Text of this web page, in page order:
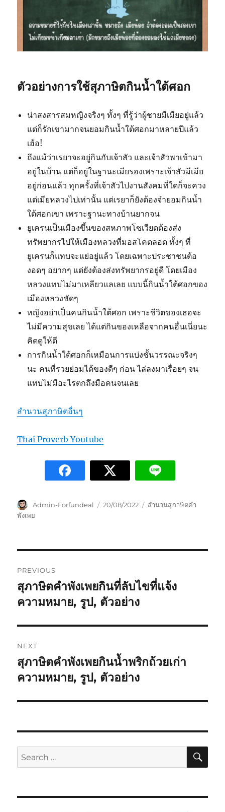
ตัวอย่างการใช้สุภาษิตกินน้ำใต้ศอก
น่าสงสารสมหญิงจริงๆ ทั้งๆ ที่รู้ว่าผู้ชายมีเมียอยู่แล้ว
แต่ก็รักเขามากจนยอมกินน้ำใต้ศอกมาหลายปีแล้ว
เฮ้อ!
ถึงแม้ว่าเรยาจะอยู่กินกับเจ้าสัว และเจ้าสัวพาเข้ามา
อยู่ในบ้าน แต่ก็อยู่ในฐานะเมียรองเพราะเจ้าสัวมีเมีย
อยู่ก่อนแล้ว ทุกครั้งที่เจ้าสัวไปงานสังคมที่ใดก็จะควง
แต่เมียหลวงไปเท่านั้น แต่เรยาก็ยังต้องจำยอมกินน้ำ
ใต้ศอกเขา เพราะฐานะทางบ้านยากจน
ยูเครนเป็นเมืองขึ้นของสหภาพโซเวียดต้องส่ง
ทรัพยากรไปให้เมืองหลวงที่มอสโคตลอด ทั้งๆ ที่
ยูเครนก็แทบจะแย่อยู่แล้ว โดยเฉพาะประชาชนต้อ
งอดๆ อยากๆ แต่ยังต้องส่งทรัพยากรอยู่ดี โดยเมือง
หลวงแทบไม่มาเหลียวแลเลย แบบนี้กินน้ำใต้ศอกของ
เมืองหลวงชัดๆ
หญิงอย่าเป็นคนกินน้ำใต้ศอก เพราะชีวิตของเธอจะ
ไม่มีความสุขเลย ได้แต่กินของเหลือจากคนอื่นเนี่ยนะ
คิดดูให้ดี
การกินน้ำใต้ศอกก็เหมือนการแบ่งชั้นวรรณะจริงๆ
นะ คนที่รวยย่อมได้ของดีๆ ก่อน ไล่ลงมาเรื่อยๆ จน
แทบไม่มีอะไรตกถึงมือคนจนเลย
สำนวนสุภาษิตอื่นๆ
Thai Proverb Youtube
Admin-Forfundeal 20/08/2022
สำนวนสุภาษิตคำ
พังเพย
PREVIOUS
สุภาษิตคำพังเพยกินที่ลับไขที่แจ้ง
ความหมาย, รูป, ตัวอย่าง
NEXT
สุภาษิตคำพังเพยกินน้ำพริกถ้วยเก่า
ความหมาย, รูป, ตัวอย่าง